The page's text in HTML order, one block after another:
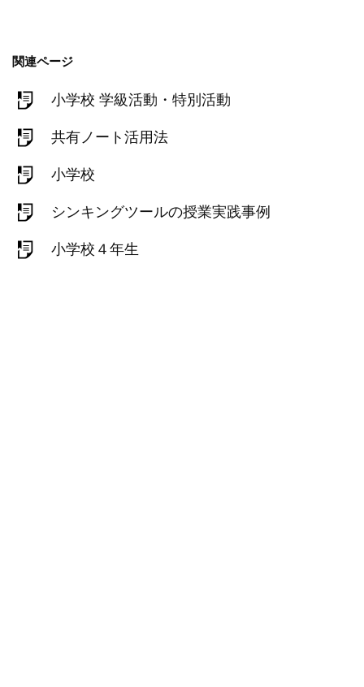
関連ページ
小学校 学級活動・特別活動
共有ノート活用法
小学校
シンキングツールの授業実践事例
小学校４年生